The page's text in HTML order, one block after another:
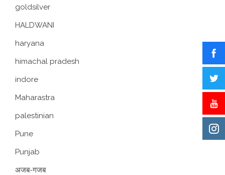
goldsilver
HALDWANI
haryana
himachal pradesh
indore
Maharastra
palestinian
Pune
Punjab
अजब-गजब